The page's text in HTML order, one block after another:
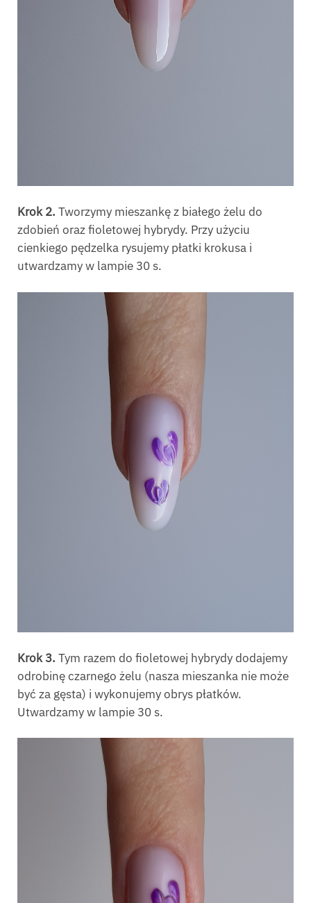
Krok 2. Tworzymy mieszankę z białego żelu do
zdobień oraz fioletowej hybrydy. Przy użyciu
cienkiego pędzelka rysujemy płatki krokusa i
utwardzamy w lampie 30 s.
Krok 3. Tym razem do fioletowej hybrydy dodajemy
odrobinę czarnego żelu (nasza mieszanka nie może
być za gęsta) i wykonujemy obrys płatków.
Utwardzamy w lampie 30 s.